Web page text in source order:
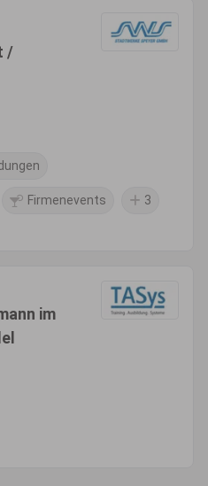
/
Firmenevents 3
im